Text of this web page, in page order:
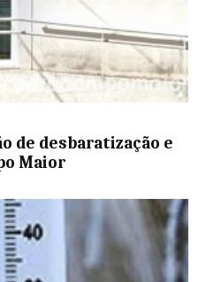
de desbaratização e
Maior